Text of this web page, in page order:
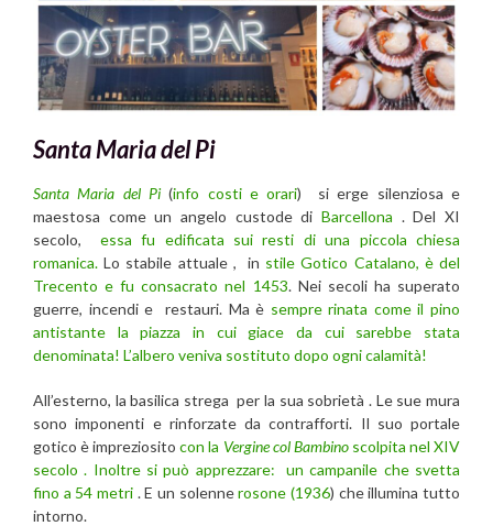
Santa Maria del Pi
Santa Maria del Pi (info costi e orari) si erge silenziosa e
maestosa come un angelo custode di Barcellona . Del XI
secolo,
essa fu edificata sui resti di una piccola chiesa
romanica. Lo stabile attuale , in stile Gotico Catalano, è del
Trecento e fu consacrato nel 1453. Nei secoli ha superato
guerre, incendi e restauri. Ma è sempre rinata come il pino
antistante la piazza in cui giace da cui sarebbe stata
denominata! L’albero veniva sostituto dopo ogni calamità!
All’esterno, la basilica strega per la sua sobrietà . Le sue mura
sono imponenti e rinforzate da contrafforti. Il suo portale
gotico è impreziositocon la Vergine col Bambino scolpita nel XIV
secolo . Inoltre si può apprezzare: un campanile che svetta
fino a 54 metri . E un solennerosone (1936) che illumina tutto
intorno.